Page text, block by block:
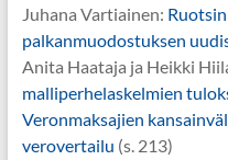
Juhana Vartiainen:
palkanmuodostuksen
Anita Haataja ja Heikki
malliperhelaskelmien
Veronmaksajien
verovertailu (s. 213)